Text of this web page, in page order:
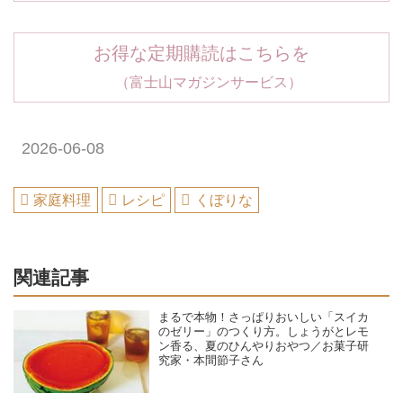
お得な定期購読はこちらを
（富士山マガジンサービス）
2026-06-08
家庭料理 レシピ くぼりな
関連記事
まるで本物！さっぱりおいしい「スイカ
のゼリー」のつくり方。しょうがとレモ
ン香る、夏のひんやりおやつ／お菓子研
究家・本間節子さん